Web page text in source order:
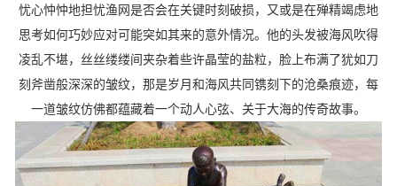
忧心忡忡地担忧渔网是否会在关键时刻破损，又或是在殚精竭虑地
思考如何巧妙应对可能突如其来的意外情况。他的头发被海风吹得
凌乱不堪，丝丝缕缕间夹杂着些许晶莹的盐粒，脸上布满了犹如刀
刻斧凿般深深的皱纹，那是岁月和海风共同镌刻下的沧桑痕迹，每
一道皱纹仿佛都蕴藏着一个动人心弦、关于大海的传奇故事。